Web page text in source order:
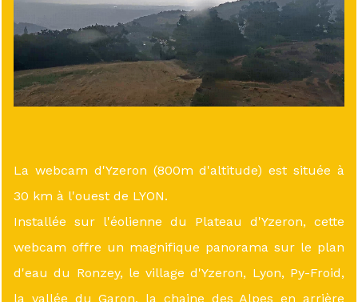
La webcam d'Yzeron (800m d'altitude) est située à
30 km à l'ouest de LYON.
Installée sur l'éolienne du Plateau d'Yzeron, cette
webcam offre un magnifique panorama sur le plan
d'eau du Ronzey, le village d'Yzeron, Lyon, Py-Froid,
la vallée du Garon, la chaine des Alpes en arrière